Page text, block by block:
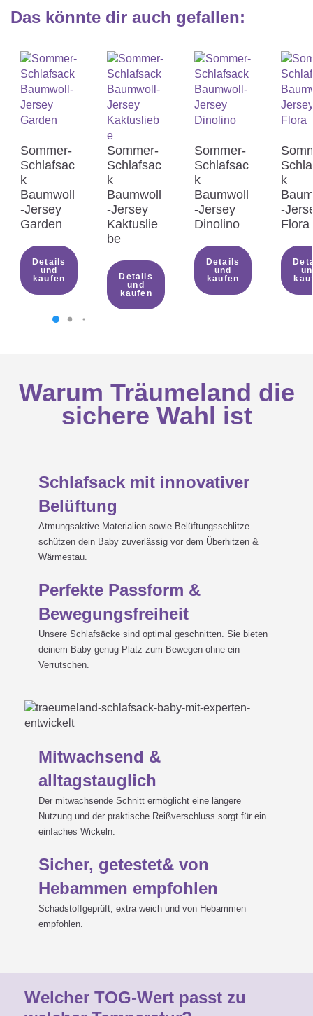
Das könnte dir auch gefallen:
Sommer-
Schlafsac
k
Baumwoll
-Jersey
Garden
Details
und
kaufen
Sommer-
Schlafsac
k
Baumwoll
-Jersey
Kaktuslie
be
Details
und
kaufen
Sommer-
Schlafsac
k
Baumwoll
-Jersey
Dinolino
Details
und
kaufen
k
-
Flora
Warum Träumeland die
sichere Wahl ist
Schlafsack mit innovativer
Belüftung
Atmungsaktive Materialien sowie Belüftungsschlitze
schützen dein Baby zuverlässig vor dem Überhitzen &
Wärmestau.
Perfekte Passform &
Bewegungsfreiheit
Unsere Schlafsäcke sind optimal geschnitten. Sie bieten
deinem Baby genug Platz zum Bewegen ohne ein
Verrutschen.
Mitwachsend &
alltagstauglich
Der mitwachsende Schnitt ermöglicht eine längere
Nutzung und der praktische Reißverschluss sorgt für ein
einfaches Wickeln.
Sicher, getestet& von
Hebammen empfohlen
Schadstoffgeprüft, extra weich und von Hebammen
empfohlen.
Welcher TOG-Wert passt zu